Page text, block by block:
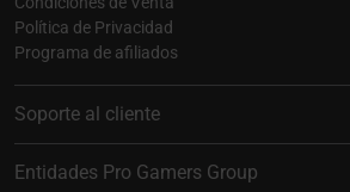
Política de Privacidad
Programa de afiliados
Soporte al cliente
Entidades Pro Gamers Group